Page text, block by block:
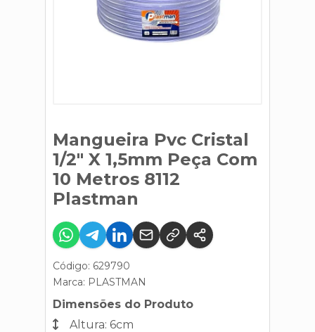
Mangueira Pvc Cristal
1/2" X 1,5mm Peça Com
10 Metros 8112
Plastman
Código: 629790
Marca: PLASTMAN
Dimensões do Produto
Altura: 6cm